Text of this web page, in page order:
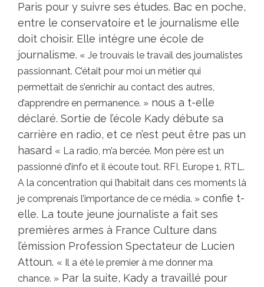
Paris pour y suivre ses études. Bac en poche,
entre le conservatoire et le journalisme elle
doit choisir. Elle intègre une école de
journalisme. « Je trouvais le travail des journalistes
passionnant. C’était pour moi un métier qui
permettait de s’enrichir au contact des autres,
d’apprendre en permanence. » nous a t-elle
déclaré. Sortie de l’école Kady débute sa
carrière en radio, et ce n’est peut être pas un
hasard « La radio, m’a bercée. Mon père est un
passionné d’info et il écoute tout. RFI, Europe 1, RTL.
A la concentration qui l’habitait dans ces moments là
je comprenais l’importance de ce média. » confie t-
elle. La toute jeune journaliste a fait ses
premières armes à France Culture dans
l’émission Profession Spectateur de Lucien
Attoun. « Il a été le premier à me donner ma
chance. » Par la suite, Kady a travaillé pour